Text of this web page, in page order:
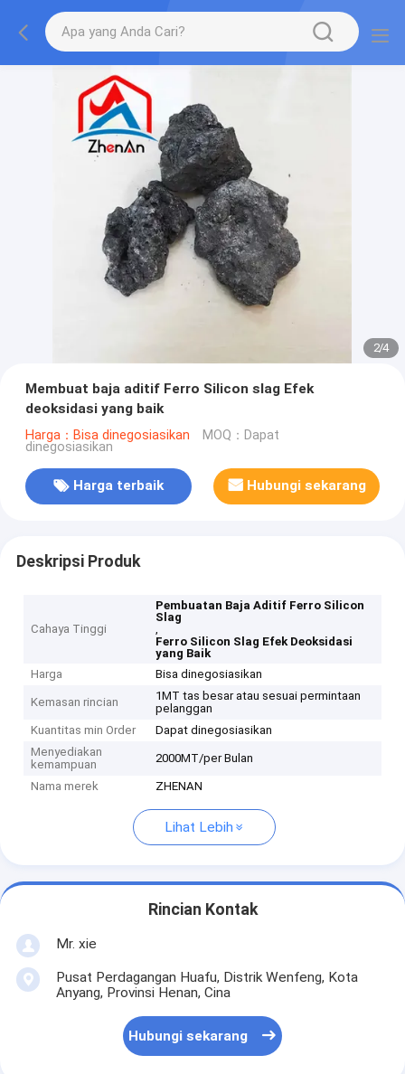
2/4
Membuat baja aditif Ferro Silicon slag Efek
deoksidasi yang baik
Harga：Bisa dinegosiasikan MOQ：Dapat
dinegosiasikan
Harga terbaik Hubungi sekarang
Deskripsi Produk
Cahaya Tinggi
Pembuatan Baja Aditif Ferro Silicon
Slag
,
Ferro Silicon Slag Efek Deoksidasi
yang Baik
Harga
Bisa dinegosiasikan
Kemasan rincian
1MT tas besar atau sesuai permintaan
pelanggan
Kuantitas min Order
Dapat dinegosiasikan
Menyediakan
kemampuan
2000MT/per Bulan
Nama merek ZHENAN
Lihat Lebih
Rincian Kontak
Mr. xie
Pusat Perdagangan Huafu, Distrik Wenfeng, Kota
Anyang, Provinsi Henan, Cina
Hubungi sekarang